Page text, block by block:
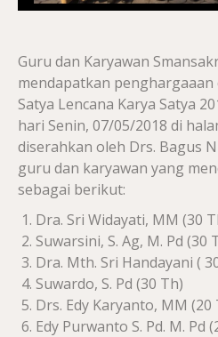
Guru dan Karyawan
mendapatkan
Satya Lencana Karya Satya
hari Senin, 07/05/2018 di
diserahkan oleh Drs. Bagus
guru dan karyawan yang
sebagai berikut:
Dra. Sri Widayati, MM (30
Suwarsini, S. Ag, M. Pd (30
Dra. Mth. Sri Handayani (
Suwardo, S. Pd (30 Th)
Drs. Edy Karyanto, MM (20
Edy Purwanto S. Pd. M. Pd